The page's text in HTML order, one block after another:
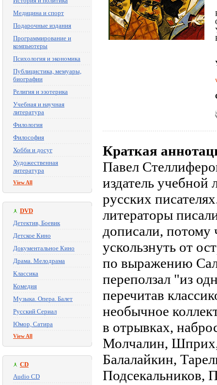
Медицина и спорт
Подарочные издания
Программирование и
компьютеры
Психология и экономика
Публицистика, мемуары,
биографии
Религия и эзотерика
Учебная и научная
литература
Филология
Философия
Хобби и досуг
Художественная
литература
View All
DVD
Детектив, Боевик
Детское Кино
Документальное Кино
Драма. Мелодрама
Классика
Комедия
Музыка. Опера. Балет
Русский Сериал
Юмор, Сатира
View All
CD
Audio CD
Краткая
Павел
издатель учебной
русских
литераторы
дописали, потому
ускользнуть от
по выражению
переползал "из
перечитав
необычное
в отрывках,
Молчалин,
Балалайкин,
Подсекальников,